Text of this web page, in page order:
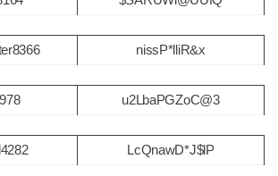
nissP*lliR&x
u2LbaPGZoC@3
LcQnawD*J$lP